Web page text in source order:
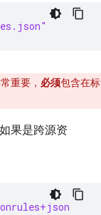
重要， 必须包含在标
果是跨源资